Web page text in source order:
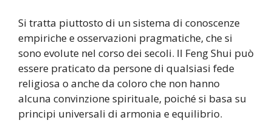
Si tratta piuttosto di un sistema di conoscenze
empiriche e osservazioni pragmatiche, che si
sono evolute nel corso dei secoli. Il Feng Shui può
essere praticato da persone di qualsiasi fede
religiosa o anche da coloro che non hanno
alcuna convinzione spirituale, poiché si basa su
principi universali di armonia e equilibrio.